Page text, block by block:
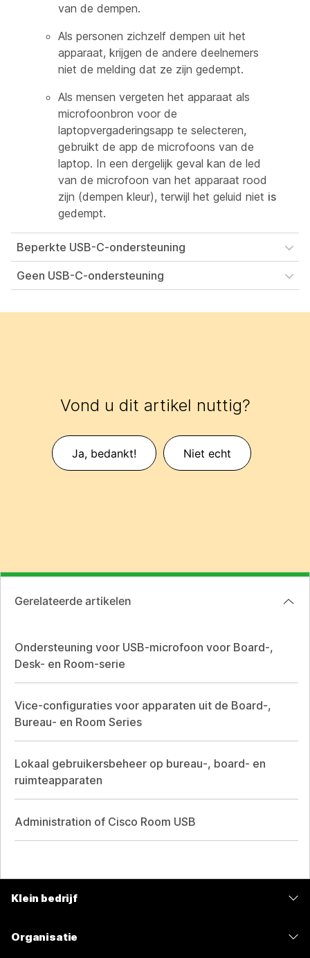
van de dempen.
Als personen zichzelf dempen uit het
apparaat, krijgen de andere deelnemers
niet de melding dat ze zijn gedempt.
Als mensen vergeten het apparaat als
microfoonbron voor de
laptopvergaderingsapp te selecteren,
gebruikt de app de microfoons van de
laptop. In een dergelijk geval kan de led
van de microfoon van het apparaat rood
zijn (dempen kleur), terwijl het geluid niet is
gedempt.
Beperkte USB-C-ondersteuning
Geen USB-C-ondersteuning
Vond u dit artikel nuttig?
Ja, bedankt! Niet echt
Gerelateerde artikelen
Ondersteuning voor USB-microfoon voor Board-,
Desk- en Room-serie
Vice-configuraties voor apparaten uit de Board-,
Bureau- en Room Series
Lokaal gebruikersbeheer op bureau-, board- en
ruimteapparaten
Administration of Cisco Room USB
Klein bedrijf
Organisatie